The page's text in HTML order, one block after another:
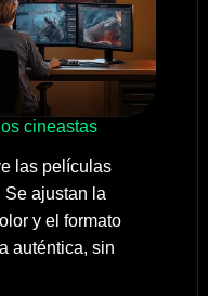
cineastas
las películas
Se ajustan la
y el formato
auténtica, sin